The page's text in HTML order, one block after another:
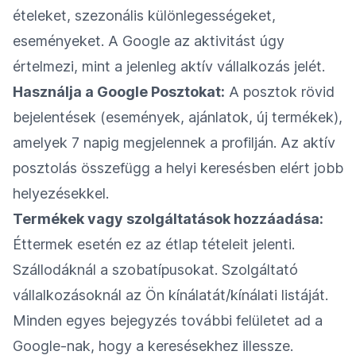
ételeket, szezonális különlegességeket,
eseményeket. A Google az aktivitást úgy
értelmezi, mint a jelenleg aktív vállalkozás jelét.
Használja a Google Posztokat: A posztok rövid
bejelentések (események, ajánlatok, új termékek),
amelyek 7 napig megjelennek a profilján. Az aktív
posztolás összefügg a helyi keresésben elért jobb
helyezésekkel.
Termékek vagy szolgáltatások hozzáadása:
Éttermek esetén ez az étlap tételeit jelenti.
Szállodáknál a szobatípusokat. Szolgáltató
vállalkozásoknál az Ön kínálatát/kínálati listáját.
Minden egyes bejegyzés további felületet ad a
Google-nak, hogy a keresésekhez illessze.